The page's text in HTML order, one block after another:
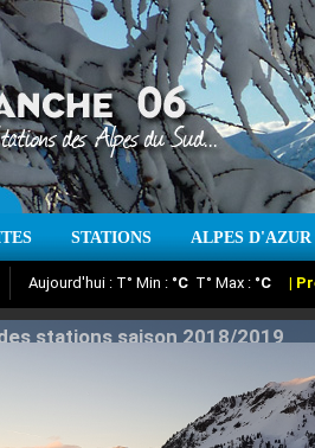
STATIONS ALPES D'AZUR
Iso à 0° :mNeige sur 12 heures :cm